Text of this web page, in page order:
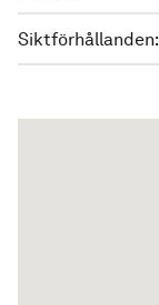
Siktförhållanden: